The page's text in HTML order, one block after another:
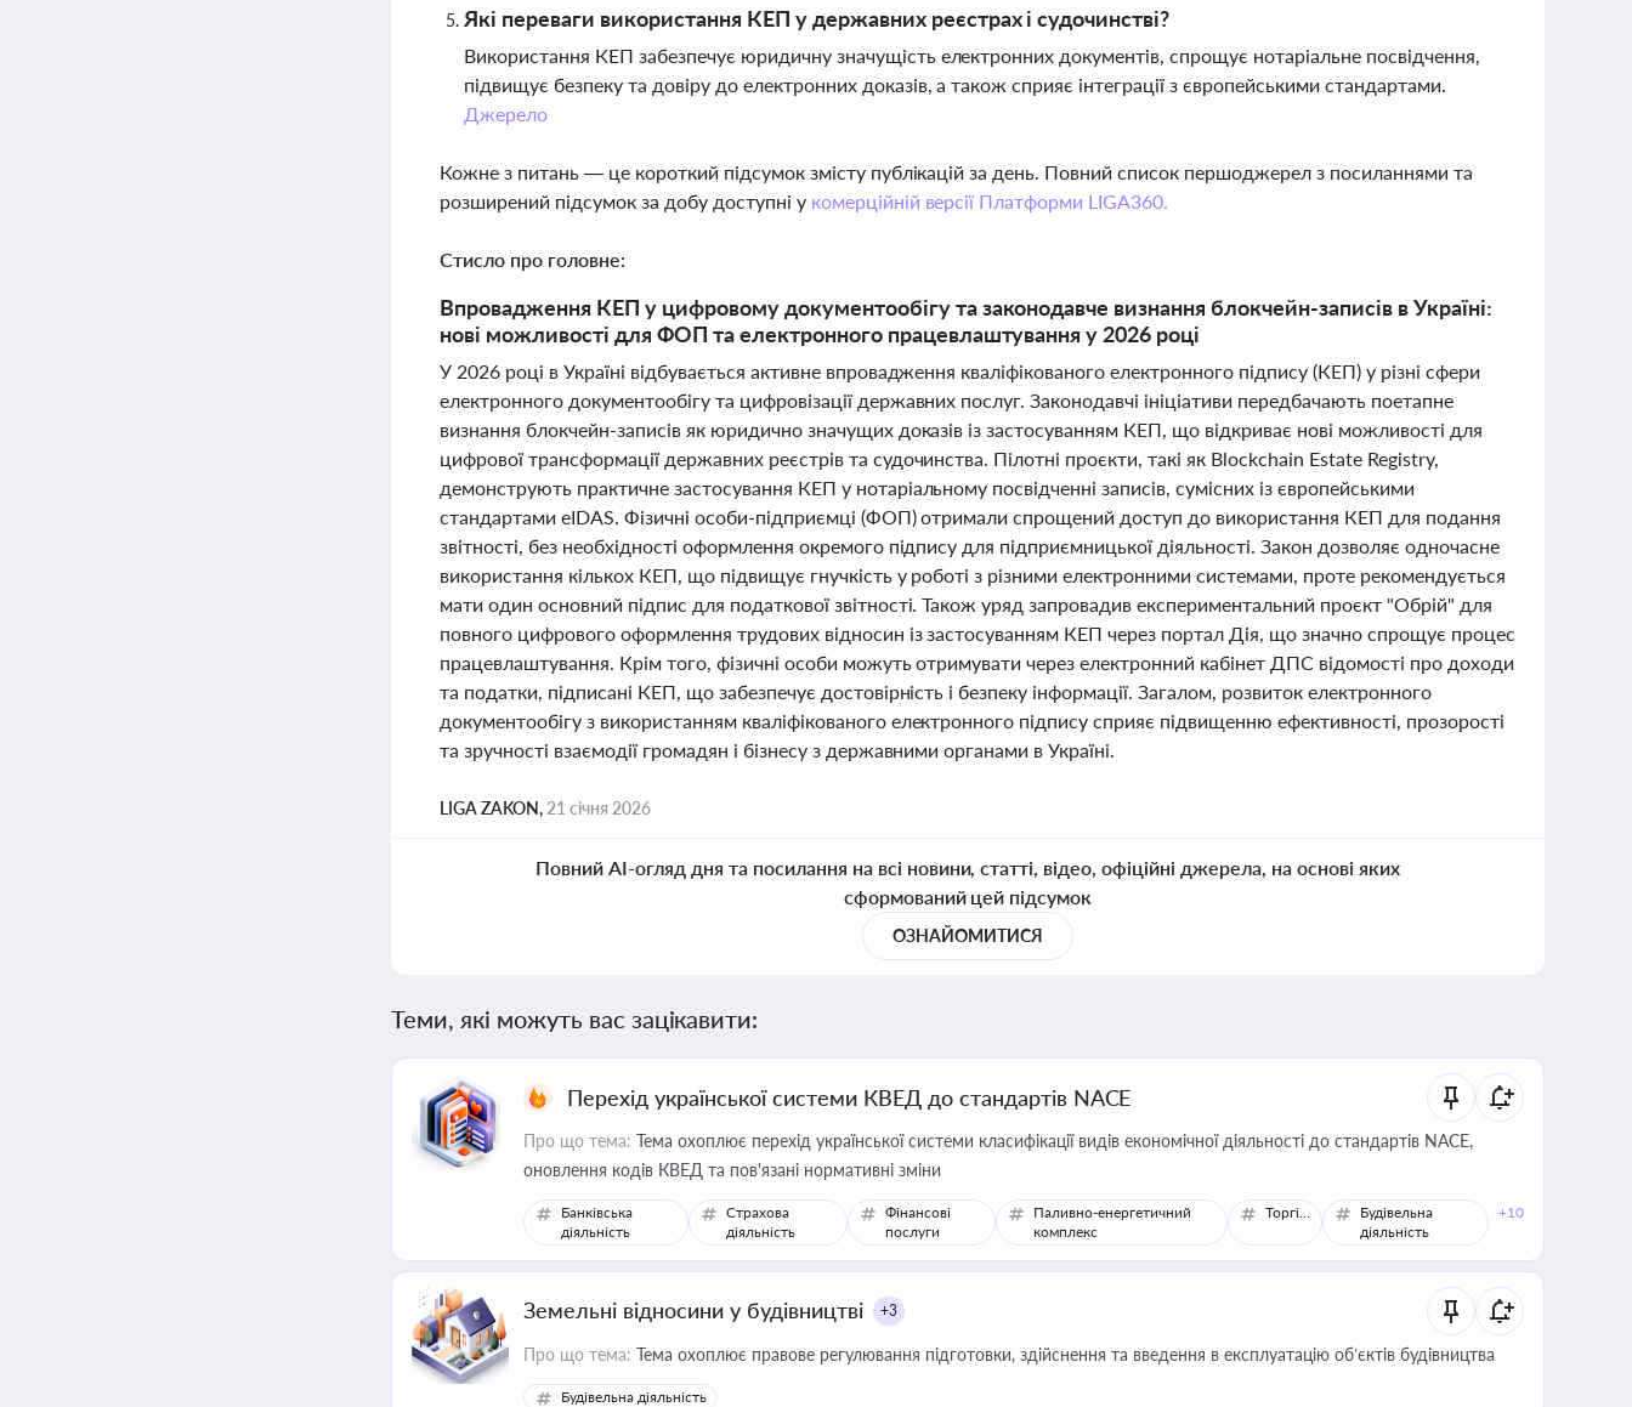
Які переваги використання КЕП у державних реєстрах і судочинстві?
Використання КЕП забезпечує юридичну значущість електронних документів, спрощує нотаріальне посвідчення,
підвищує безпеку та довіру до електронних доказів, а також сприяє інтеграції з європейськими стандартами.
Джерело
Кожне з питань — це короткий підсумок змісту публікацій за день. Повний список першоджерел з посиланнями та
розширений підсумок за добу доступні у комерційній версії Платформи LIGA360.
Стисло про головне:
Впровадження КЕП у цифровому документообігу та законодавче визнання блокчейн-записів в Україні:
нові можливості для ФОП та електронного працевлаштування у 2026 році
У 2026 році в Україні відбувається активне впровадження кваліфікованого електронного підпису (КЕП) у різні сфери
електронного документообігу та цифровізації державних послуг. Законодавчі ініціативи передбачають поетапне
визнання блокчейн-записів як юридично значущих доказів із застосуванням КЕП, що відкриває нові можливості для
цифрової трансформації державних реєстрів та судочинства. Пілотні проєкти, такі як Blockchain Estate Registry,
демонструють практичне застосування КЕП у нотаріальному посвідченні записів, сумісних із європейськими
стандартами eIDAS. Фізичні особи-підприємці (ФОП) отримали спрощений доступ до використання КЕП для подання
звітності, без необхідності оформлення окремого підпису для підприємницької діяльності. Закон дозволяє одночасне
використання кількох КЕП, що підвищує гнучкість у роботі з різними електронними системами, проте рекомендується
мати один основний підпис для податкової звітності. Також уряд запровадив експериментальний проєкт "Обрій" для
повного цифрового оформлення трудових відносин із застосуванням КЕП через портал Дія, що значно спрощує процес
працевлаштування. Крім того, фізичні особи можуть отримувати через електронний кабінет ДПС відомості про доходи
та податки, підписані КЕП, що забезпечує достовірність і безпеку інформації. Загалом, розвиток електронного
документообігу з використанням кваліфікованого електронного підпису сприяє підвищенню ефективності, прозорості
та зручності взаємодії громадян і бізнесу з державними органами в Україні.
LIGA ZAKON, 21 січня 2026
Повний AI-огляд дня та посилання на всі новини, статті, відео, офіційні джерела, на основі яких
сформований цей підсумок
ОЗНАЙОМИТИСЯ
Теми, які можуть вас зацікавити:
Перехід української системи КВЕД до стандартів NACE
Про що тема: Тема охоплює перехід української системи класифікації видів економічної діяльності до стандартів NACE,
оновлення кодів КВЕД та пов'язані нормативні зміни
Банківська
діяльність
Страхова
діяльність
Фінансові
послуги
Паливно-енергетичний
комплекс
Торгівля
Будівельна
діяльність
+10
Земельні відносини у будівництві +3
Про що тема: Тема охоплює правове регулювання підготовки, здійснення та введення в експлуатацію об’єктів будівництва
Будівельна діяльність